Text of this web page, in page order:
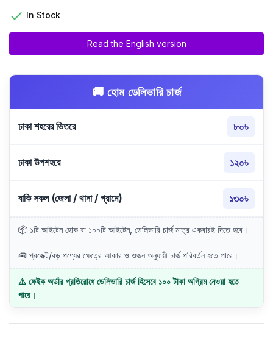
 In Stock
Read the English version
🚚 হোম ডেলিভারি চার্জ
ঢাকা শহরের ভিতরে ৮০৳
ঢাকা উপশহরে ১২০৳
বাকি সকল (জেলা / থানা / গ্রামে) ১৩০৳
📦 ১টি আইটেম হোক বা ১০০টি আইটেম, ডেলিভারি চার্জ মাত্র একবারই দিতে হবে।
🧰 প্রজেক্ট/বড় পণ্যের ক্ষেত্রে আকার ও ওজন অনুযায়ী চার্জ পরিবর্তন হতে পারে।
⚠️ ফেইক অর্ডার প্রতিরোধে ডেলিভারি চার্জ হিসেবে ১০০ টাকা অগ্রিম নেওয়া হতে
পারে।